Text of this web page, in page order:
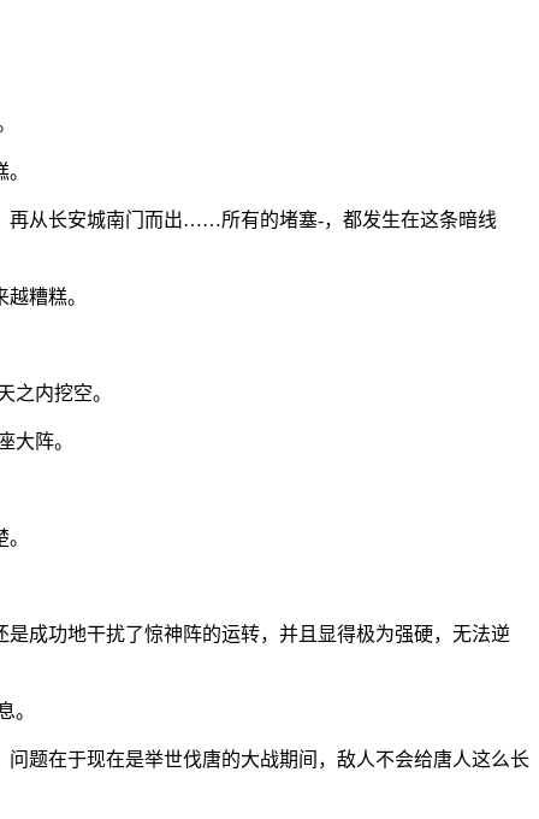
再从长安城南门而出……所有的堵塞-，都发生在这条暗线
糟糕。
之内挖空。
大阵。
成功地干扰了惊神阵的运转，并且显得极为强硬，无法逆
。
题在于现在是举世伐唐的大战期间，敌人不会给唐人这么长